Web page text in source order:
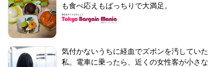
も食べ応えもばっちりで大満足。
気付かないうちに経血でズボンを汚していた
私。電車に乗ったら、近くの女性客が小さな